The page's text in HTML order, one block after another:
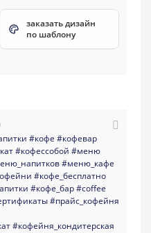
заказать дизайн
по шаблону
#кофе #кофевар
#кофессобой #меню
#меню_кафе
#кофе_бесплатно
#кофе_бар#coffee
#прайс_кофейня
#кофейня_кондитерская